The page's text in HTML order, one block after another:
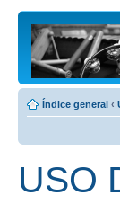
Índice general ‹
USO